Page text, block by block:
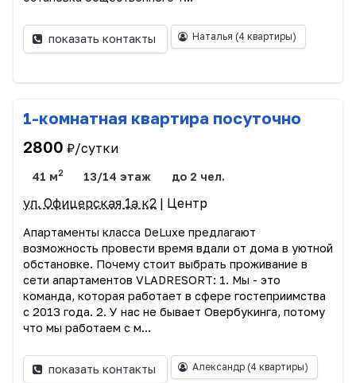
показать контакты Наталья (4 квартиры)
1-комнатная квартира посуточно
2800 ₽/сутки
41 м2 13/14 этаж до 2 чел.
ул. Офицерская 1а к2 | Центр
Апартаменты класса DeLuxe предлагают
возможность провести время вдали от дома в уютной
обстановке. Почему стоит выбрать проживание в
сети апартаментов VLADRESORT: 1. Мы - это
команда, которая работает в сфере гостеприимства
с 2013 года. 2. У нас не бывает Овербукинга, потому
что мы работаем с м...
показать контакты Александр (4 квартиры)